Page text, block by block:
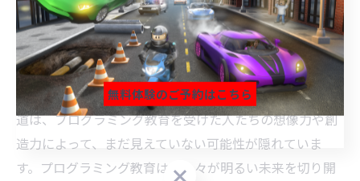
では、音声処理システムを開発することができます。さ
らに、プログラミングを学んだ人たちが起業することも
できます。アプリ開発やWebサイト制作などの分野で、自
分たちのアイデアを実現することができます。これらの
道は、プログラミング教育を受けた人たちの想像力や創
造力によって、まだ見えていない可能性が隠れていま
す。プログラミング教育は、人々が明るい未来を切り開
無料体験のご予約はこちら
無料体験のご予約はこちら
無料体験のご予約はこちら